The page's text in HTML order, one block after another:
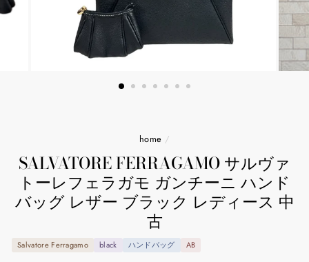
home /
SALVATORE FERRAGAMO サルヴァ
トーレフェラガモ ガンチーニ ハンド
バッグ レザー ブラック レディース 中
古
Salvatore Ferragamo black ハンドバッグ AB